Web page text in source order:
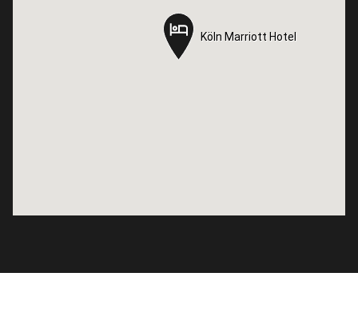
Köln Marriott Hotel
Köln Marriott Hotel